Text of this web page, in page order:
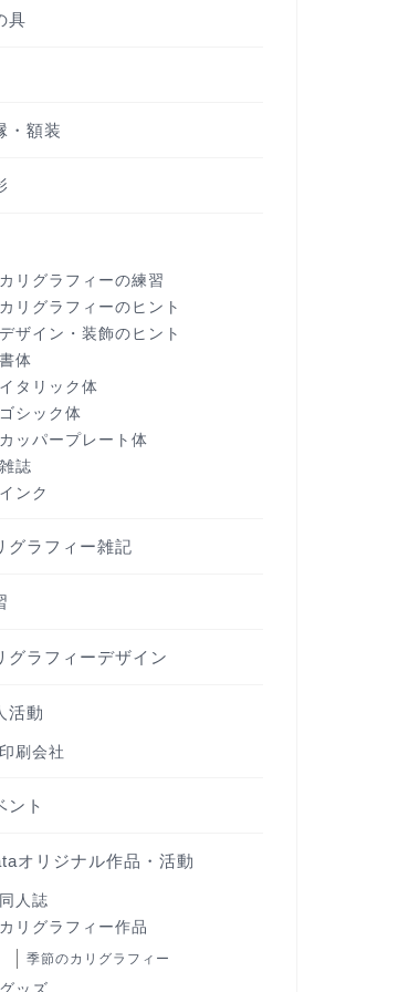
具
・額装
カリグラフィーの練習
カリグラフィーのヒント
デザイン・装飾のヒント
書体
イタリック体
ゴシック体
カッパープレート体
雑誌
インク
グラフィー雑記
グラフィーデザイン
活動
印刷会社
ント
オリジナル作品・活動
同人誌
カリグラフィー作品
季節のカリグラフィー